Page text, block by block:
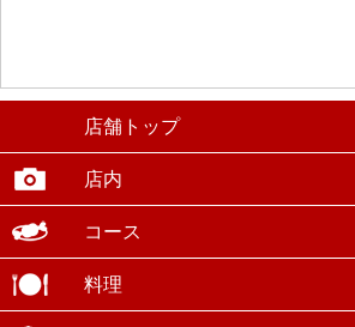
店舗トップ
店内
コース
料理